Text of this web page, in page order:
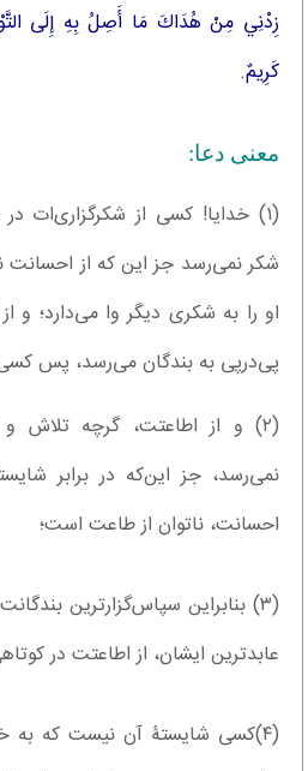
زِدْنِي مِنْ هُدَاكَ مَا أَصِلُ بِهِ إِلَى
كَرِيمٌ.
معنی دعا:
(۱) خدایا! کسی از شکرگزاری‌ات
شکر نمی‌رسد جز این که از
او را به شکری دیگر وا می‌دارد؛ و
پی‌درپی به بندگان می‌رسد، پس
(۲) و از اطاعتت، گرچه تلاش
نمی‌رسد، جز این‌که در برابر
احسانت، ناتوان از طاعت است؛
(۳) بنابراین سپاس‌گزارترین
عابدترین ایشان، از اطاعتت در
(۴)کسی شایستۀ آن نیست که به